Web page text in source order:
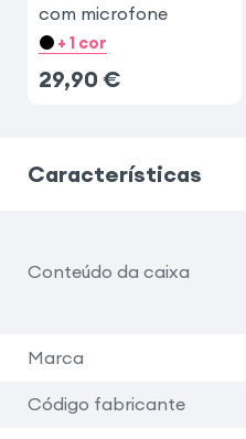
com microfone
+ 1 cor
29,90 €
Características
Conteúdo da caixa
Marca
Código fabricante